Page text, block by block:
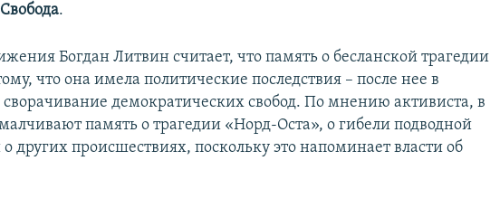
.
Богдан Литвин считает, что память о бесланской трагедии
что она имела политические последствия – после нее в
сворачивание демократических свобод. По мнению активиста, в
память о трагедии «Норд-Оста», о гибели подводной
других происшествиях, поскольку это напоминает власти об